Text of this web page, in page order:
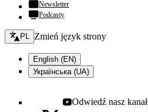
Newsletter
Podcasty
Zmień język - bieżący:
PL Zmień język strony
English (EN)
Українська (UA)
Youtube - otwiera się w
Odwiedź nasz